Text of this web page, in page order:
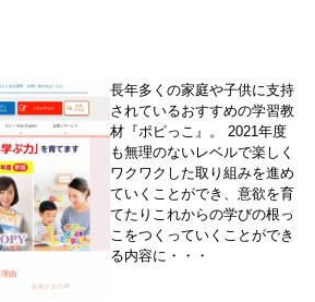
長年多くの家庭や子供に支持
されているおすすめの学習教
材『ポピっこ』。 2021年度
も無理のないレベルで楽しく
ワクワクした取り組みを進め
ていくことができ、意欲を育
てたりこれからの学びの根っ
こをつくっていくことができ
る内容に・・・